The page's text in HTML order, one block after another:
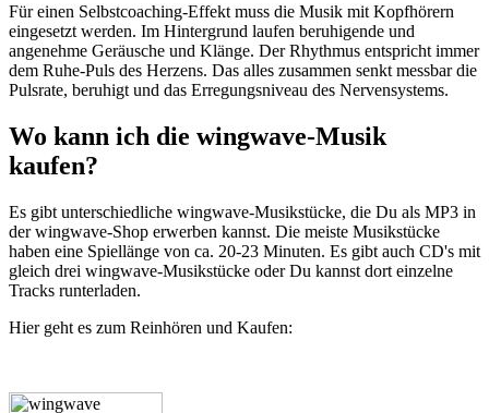
Für einen Selbstcoaching-Effekt muss die Musik mit Kopfhörern
eingesetzt werden. Im Hintergrund laufen beruhigende und
angenehme Geräusche und Klänge. Der Rhythmus entspricht immer
dem Ruhe-Puls des Herzens. Das alles zusammen senkt messbar die
Pulsrate, beruhigt und das Erregungsniveau des Nervensystems.
Wo kann ich die wingwave-Musik
kaufen?
Es gibt unterschiedliche wingwave-Musikstücke, die Du als MP3 in
der wingwave-Shop erwerben kannst. Die meiste Musikstücke
haben eine Spiellänge von ca. 20-23 Minuten. Es gibt auch CD's mit
gleich drei wingwave-Musikstücke oder Du kannst dort einzelne
Tracks runterladen.
Hier geht es zum Reinhören und Kaufen: